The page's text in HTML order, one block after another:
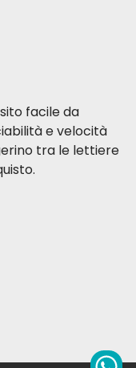
z
facile da
e velocità
tra le lettiere